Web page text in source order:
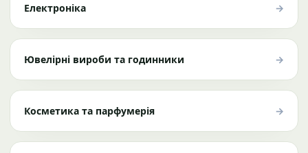
Електроніка →
Ювелірні вироби та годинники →
Косметика та парфумерія →